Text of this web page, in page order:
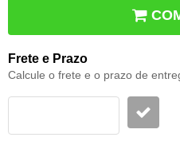
Frete e Prazo
Calcule o frete e o prazo de